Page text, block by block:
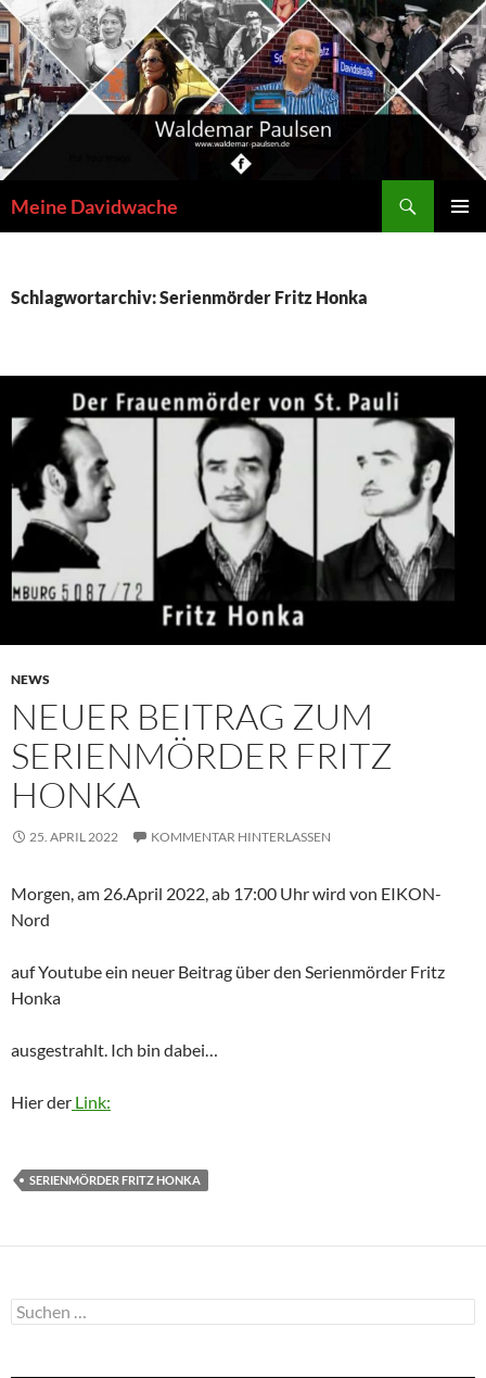
Zum
Inhalt
springen
Meine Davidwache
Schlagwortarchiv: Serienmörder Fritz Honka
NEWS
NEUER BEITRAG ZUM
SERIENMÖRDER FRITZ
HONKA
25. APRIL 2022 KOMMENTAR HINTERLASSEN
Morgen, am 26.April 2022, ab 17:00 Uhr wird von EIKON-
Nord
auf Youtube ein neuer Beitrag über den Serienmörder Fritz
Honka
ausgestrahlt. Ich bin dabei…
Hier der Link:
SERIENMÖRDER FRITZ HONKA
Suchen
nach: